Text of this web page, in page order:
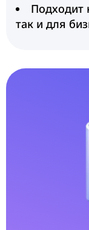
Подходит
так и для